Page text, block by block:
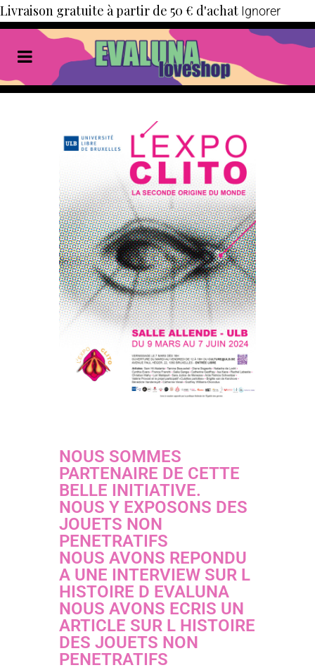
Livraison gratuite à partir de 50 € d'achat Ignorer
NOUS SOMMES
PARTENAIRE DE CETTE
BELLE INITIATIVE.
NOUS Y EXPOSONS DES
JOUETS NON
PENETRATIFS
NOUS AVONS REPONDU
A UNE INTERVIEW SUR L
HISTOIRE D EVALUNA
NOUS AVONS ECRIS UN
ARTICLE SUR L HISTOIRE
DES JOUETS NON
PENETRATIFS